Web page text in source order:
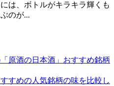
は、ボトルがキラキラ輝くも
のが...
原酒の日本酒」おすすめ銘柄
すめの人気銘柄の味を比較し